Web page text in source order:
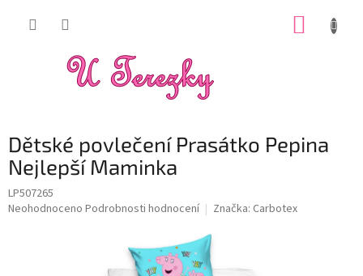
Dětské povlečení Prasátko Pepina
Nejlepší Maminka
LP507265
Průměrné
Neohodnoceno Podrobnosti hodnocení Značka: Carbotex